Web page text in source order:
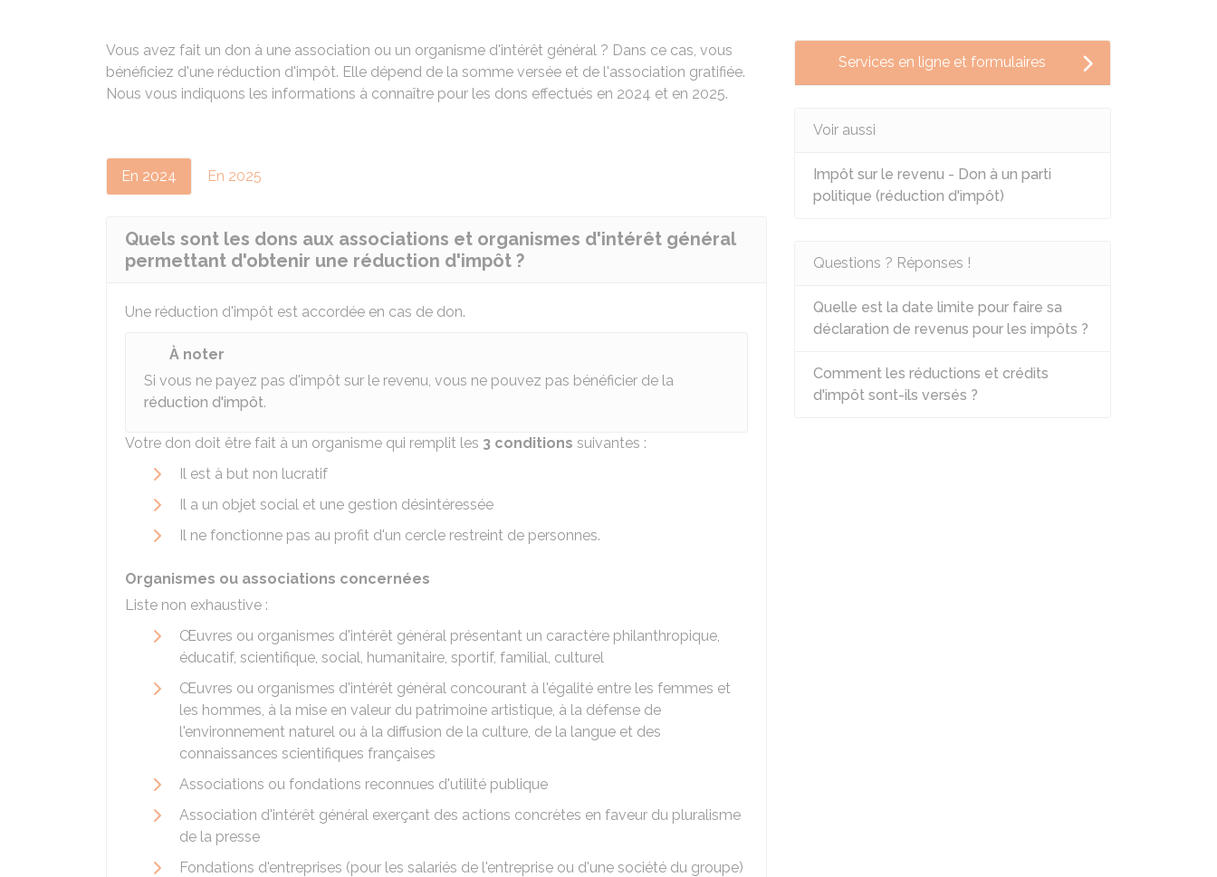
Vous avez fait un don à une association ou un organisme d'intérêt général ? Dans ce cas, vous
bénéficiez d'une réduction d'impôt. Elle dépend de la somme versée et de l'association gratifiée.
Nous vous indiquons les informations à connaître pour les dons effectués en 2024 et en 2025.
En 2024 En 2025
Quels sont les dons aux associations et organismes d'intérêt général
permettant d'obtenir une réduction d'impôt ?
Une réduction d'impôt est accordée en cas de don.
À noter
Si vous ne payez pas d'impôt sur le revenu, vous ne pouvez pas bénéficier de la
réduction d'impôt.
Votre don doit être fait à un organisme qui remplit les 3 conditions suivantes :
Il est à but non lucratif
Il a un objet social et une gestion désintéressée
Il ne fonctionne pas au profit d'un cercle restreint de personnes.
Organismes ou associations concernées
Liste non exhaustive :
Œuvres ou organismes d'intérêt général présentant un caractère philanthropique,
éducatif, scientifique, social, humanitaire, sportif, familial, culturel
Œuvres ou organismes d'intérêt général concourant à l'égalité entre les femmes et
les hommes, à la mise en valeur du patrimoine artistique, à la défense de
l'environnement naturel ou à la diffusion de la culture, de la langue et des
connaissances scientifiques françaises
Associations ou fondations reconnues d'utilité publique
Association d'intérêt général exerçant des actions concrètes en faveur du pluralisme
de la presse
Fondations d'entreprises (pour les salariés de l'entreprise ou d'une société du groupe)
Services en ligne et formulaires
Voir aussi
Impôt sur le revenu - Don à un parti
politique (réduction d'impôt)
Questions ? Réponses !
Quelle est la date limite pour faire sa
déclaration de revenus pour les impôts ?
Comment les réductions et crédits
d'impôt sont-ils versés ?